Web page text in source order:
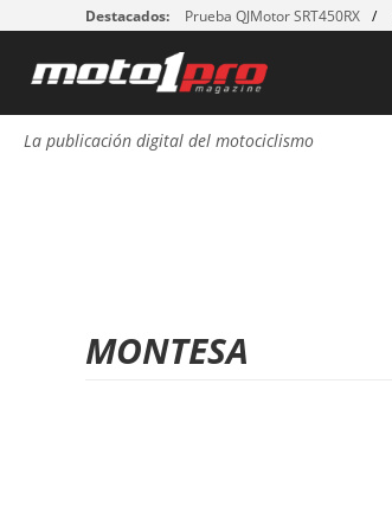
Destacados: Prueba QJMotor SRT450RX
La publicación digital del motociclismo
MONTESA